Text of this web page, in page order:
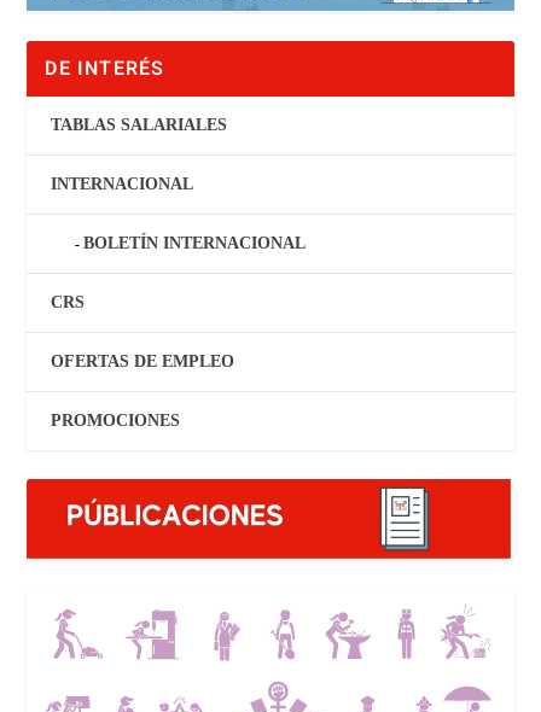
DE INTERÉS
TABLAS SALARIALES
INTERNACIONAL
BOLETÍN INTERNACIONAL
CRS
OFERTAS DE EMPLEO
PROMOCIONES